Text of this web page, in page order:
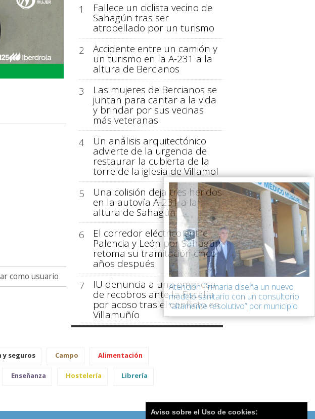
como usuario
1 Fallece un ciclista vecino de
Sahagún tras ser
atropellado por un turismo
2
Accidente entre un camión y
un turismo en la A-231 a la
altura de Bercianos
3
Las mujeres de Bercianos se
juntan para cantar a la vida
y brindar por sus vecinas
más veteranas
4
Un análisis arquitectónico
advierte de la urgencia de
restaurar la cubierta de la
torre de la iglesia de Villamol
5
Una colisión deja tres heridos
en la autovía A-231 a la
altura de Sahagún
6
El corredor eléctrico entre
Palencia y León por Sahagún
retoma su tramitación cinco
años después
7
IU denuncia a una empresa
de recobros ante la Fiscalía
por acoso tras el conflicto en
Villamuñío
Atención Primaria diseña un nuevo
modelo sanitario con un consultorio
“altamente resolutivo” por municipio
y seguros Campo Alimentación
Enseñanza Hostelería Librería
Aviso sobre el Uso de cookies: